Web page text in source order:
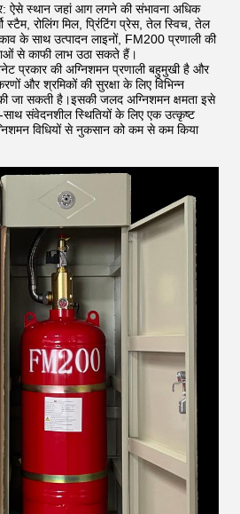
ऐसे स्थान जहां आग लगने की संभावना अधिक
स्टैम, रोलिंग मिल, प्रिंटिंग प्रेस, तेल स्विच, तेल
के साथ उत्पादन लाइनों, FM200 प्रणाली की
से काफी लाभ उठा सकते हैं।
प्रकार की अग्निशमन प्रणाली बहुमुखी है और
और श्रमिकों की सुरक्षा के लिए विभिन्न
की जा सकती है।इसकी जलद अग्निशमन क्षमता इसे
साथ संवेदनशील स्थितियों के लिए एक उत्कृष्ट
विधियों से नुकसान को कम से कम किया